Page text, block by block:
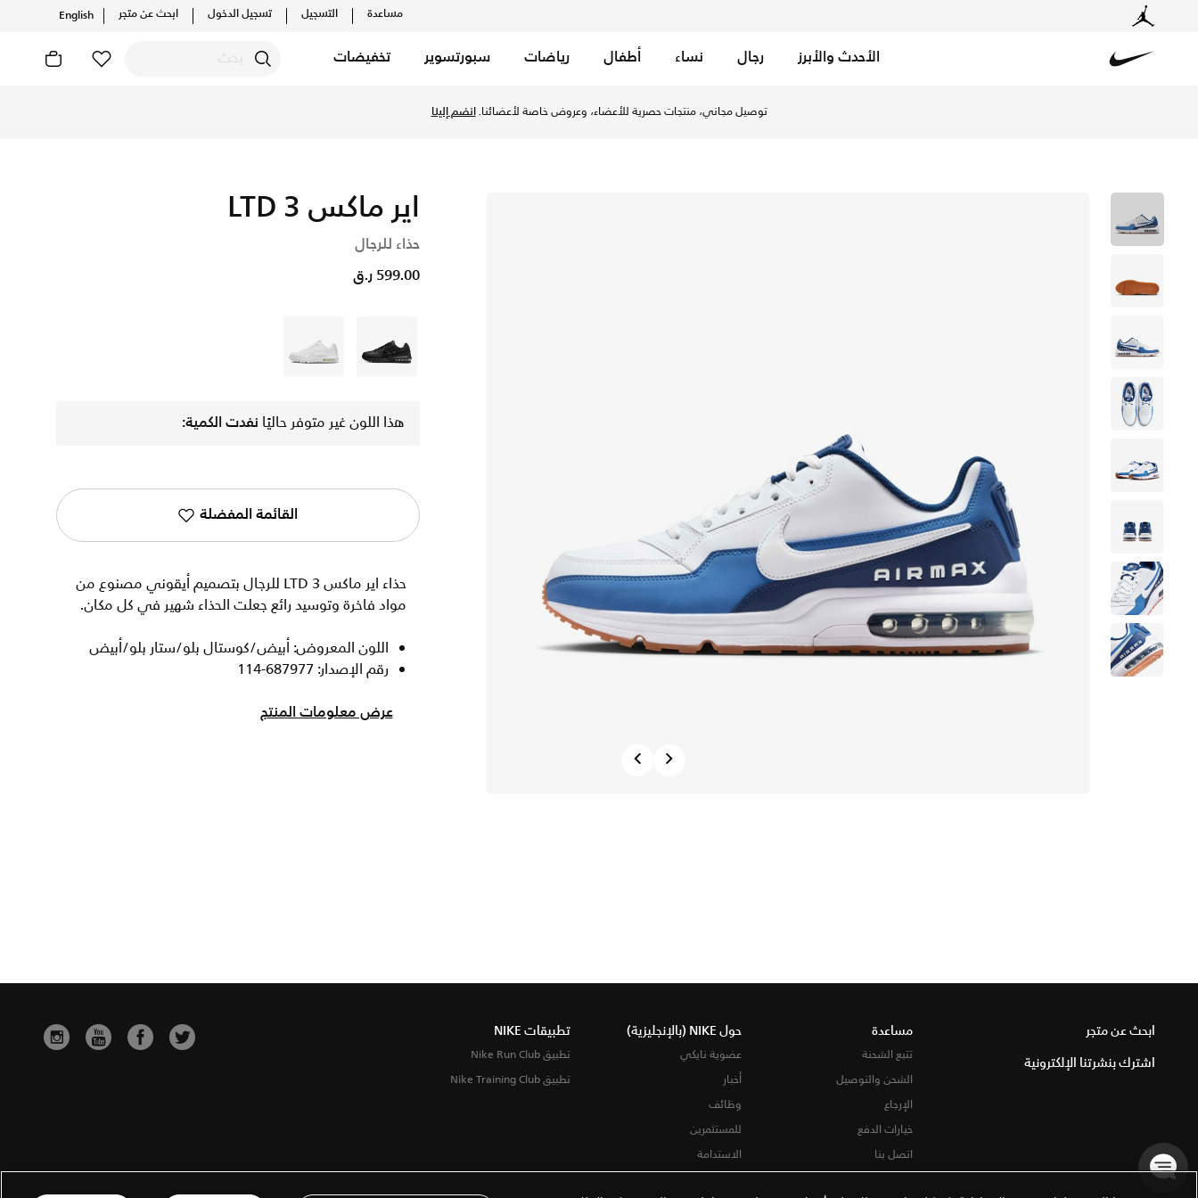
مساعدة التسجيل تسجيل الدخول ابحث عن متجر English
الأحدث والأبرز رجال نساء أطفال رياضات سبورتسوير تخفيضات
توصيل مجاني، منتجات حصرية للأعضاء، وعروض خاصة لأعضائنا.انضم إلينا
Next
اير ماكس LTD 3
حذاء للرجال
599.00 ر.ق
أسود أبيض
هذا اللون غير متوفر حاليًا نفدت الكمية:
القائمة المفضلة
حذاء اير ماكس LTD 3 للرجال بتصميم أيقوني مصنوع من
مواد فاخرة وتوسيد رائع جعلت الحذاء شهير في كل مكان.
اللون المعروض: أبيض/كوستال بلو/ستار بلو/أبيض
رقم الإصدار: 687977-114
عرض معلومات المنتج
ابحث عن متجر
اشترك بنشرتنا الإلكترونية
مساعدة
تتبع الشحنة
الشحن والتوصيل
الإرجاع
خيارات الدفع
اتصل بنا
حول NIKE (بالإنجليزية)
عضوية نايكي
أخبار
وظائف
للمستثمرين
الاستدامة
تطبيقات NIKE
تطبيق Nike Run Club
تطبيق Nike Training Club